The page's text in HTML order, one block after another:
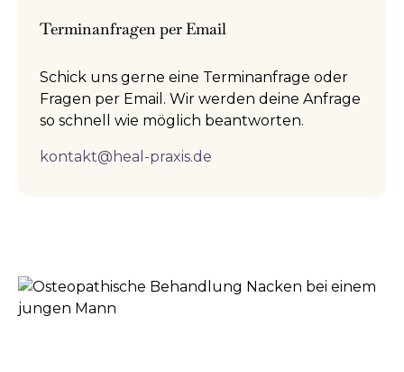
Terminanfragen per Email
Schick uns gerne eine Terminanfrage oder
Fragen per Email. Wir werden deine Anfrage
so schnell wie möglich beantworten.
kontakt@heal-praxis.de